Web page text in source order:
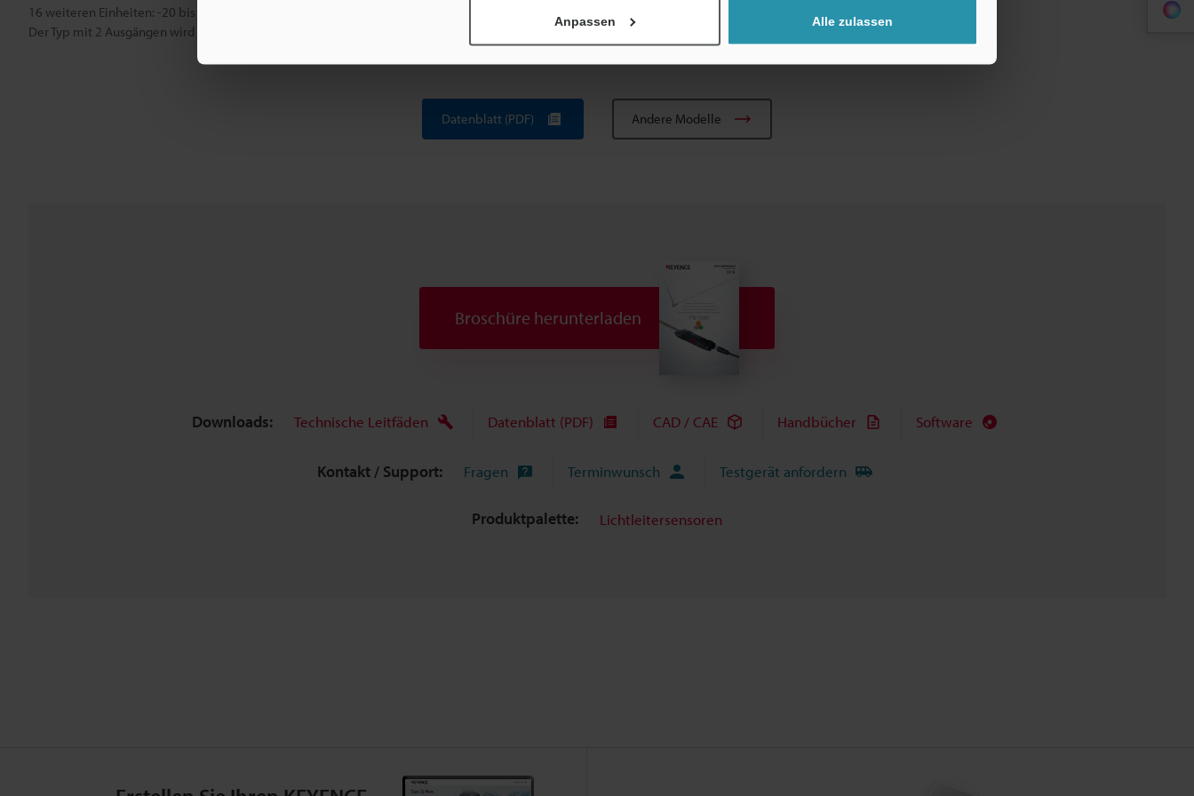
Anpassen Alle zulassen
16 weiteren Einheiten: -20 bis +45 °C.
Der Typ mit 2 Ausgängen wird als 2 Einheiten gezählt. Alle Temperaturvorgaben beziehen sich auf Montage der Einheit auf einer DIN-Schiene und Blech.
Datenblatt (PDF) Andere Modelle
Broschüre herunterladen
Downloads: Technische Leitfäden Datenblatt (PDF) CAD / CAE Handbücher Software
Kontakt / Support: Fragen Terminwunsch Testgerät anfordern
Produktpalette: Lichtleitersensoren